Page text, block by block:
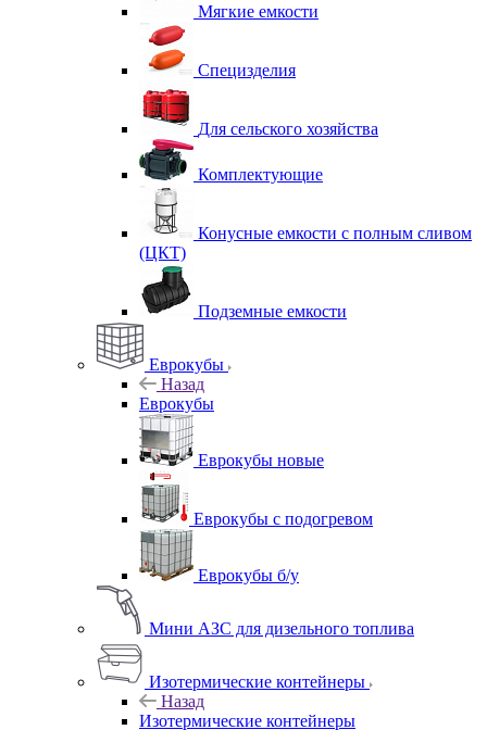
Мягкие емкости
Специзделия
Для сельского хозяйства
Комплектующие
Конусные емкости с полным сливом
(ЦКТ)
Подземные емкости
Еврокубы
Назад
Еврокубы
Еврокубы новые
Еврокубы с подогревом
Еврокубы б/у
Мини АЗС для дизельного топлива
Изотермические контейнеры
Назад
Изотермические контейнеры